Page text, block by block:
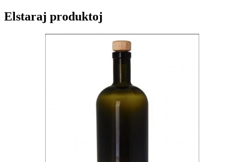
Elstaraj produktoj